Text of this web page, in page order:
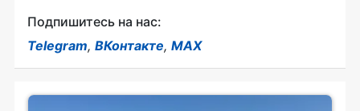
Подпишитесь на нас:
Telegram, ВКонтакте, MAX